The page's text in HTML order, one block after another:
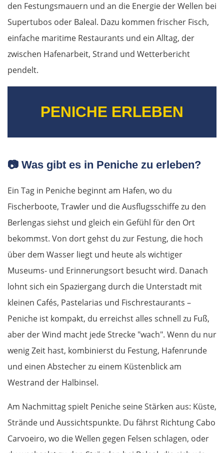
den Festungsmauern und an die Energie der Wellen bei
Supertubos oder Baleal. Dazu kommen frischer Fisch,
einfache maritime Restaurants und ein Alltag, der
zwischen Hafenarbeit, Strand und Wetterbericht
pendelt.
PENICHE ERLEBEN
📷 Was gibt es in Peniche zu erleben?
Ein Tag in Peniche beginnt am Hafen, wo du
Fischerboote, Trawler und die Ausflugsschiffe zu den
Berlengas siehst und gleich ein Gefühl für den Ort
bekommst. Von dort gehst du zur Festung, die hoch
über dem Wasser liegt und heute als wichtiger
Museums- und Erinnerungsort besucht wird. Danach
lohnt sich ein Spaziergang durch die Unterstadt mit
kleinen Cafés, Pastelarias und Fischrestaurants –
Peniche ist kompakt, du erreichst alles schnell zu Fuß,
aber der Wind macht jede Strecke "wach". Wenn du nur
wenig Zeit hast, kombinierst du Festung, Hafenrunde
und einen Abstecher zu einem Küstenblick am
Westrand der Halbinsel.
Am Nachmittag spielt Peniche seine Stärken aus: Küste,
Strände und Aussichtspunkte. Du fährst Richtung Cabo
Carvoeiro, wo die Wellen gegen Felsen schlagen, oder